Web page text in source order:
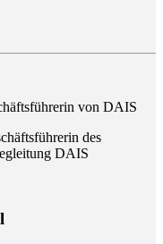
des
DAIS